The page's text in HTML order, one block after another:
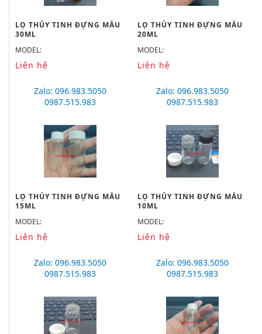
LỌ THỦY TINH ĐỰNG MẪU
30ML
MODEL:
Liên hệ
LỌ THỦY TINH ĐỰNG MẪU
20ML
MODEL:
Liên hệ
Zalo: 096.983.5050
0987.515.983
LỌ THỦY TINH ĐỰNG MẪU
15ML
MODEL:
Liên hệ
Zalo: 096.983.5050
0987.515.983
LỌ THỦY TINH ĐỰNG MẪU
10ML
MODEL:
Liên hệ
Zalo: 096.983.5050
0987.515.983
Zalo: 096.983.5050
0987.515.983